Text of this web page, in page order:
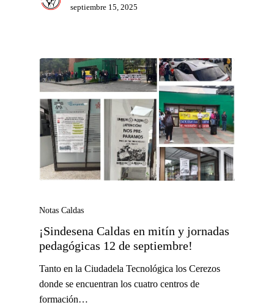
septiembre 15, 2025
Notas Caldas
¡Sindesena Caldas en mitín y jornadas
pedagógicas 12 de septiembre!
Tanto en la Ciudadela Tecnológica los Cerezos
donde se encuentran los cuatro centros de
formación…